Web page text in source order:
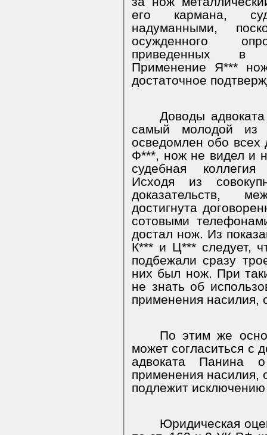
его кармана,
надуманными,
осужденного
приведенных в
Применение Я***
достаточное
Доводы
самый молодой из
осведомлен обо всех
Ф***, нож не видел и
судебная коллегия
Исходя из
доказательств,
достигнута
сотовыми
достал нож. Из
К*** и Ц*** следует,
подбежали сразу
них был нож. При
не знать об
применения насилия,
По этим же
может согласиться с
адвоката Панина
применения насилия,
подлежит
Юридическая